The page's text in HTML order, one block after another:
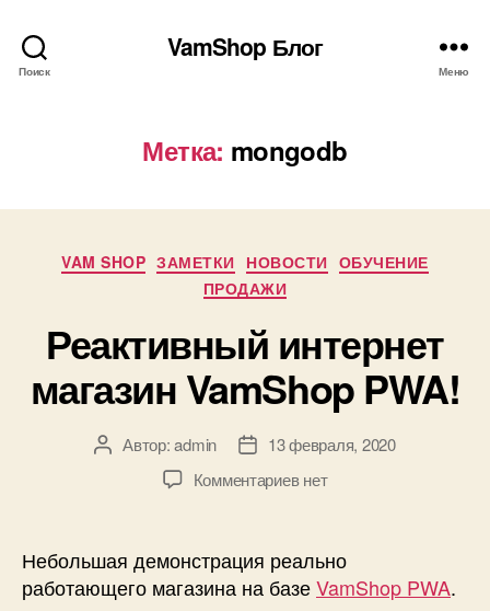
Поиск
VamShop Блог
Меню
Метка: mongodb
Рубрики
VAM SHOP ЗАМЕТКИ НОВОСТИ ОБУЧЕНИЕ
ПРОДАЖИ
Реактивный интернет
магазин VamShop PWA!
АвторАвтор:admin
Дата13 февраля, 2020
Комментариевк
магазин
VamShop
нет
Небольшая демонстрация реально
работающего магазина на базеVamShop PWA.